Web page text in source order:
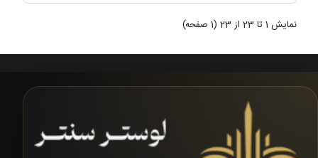
نمایش 1 تا 23 از 23 (1 صفحه)